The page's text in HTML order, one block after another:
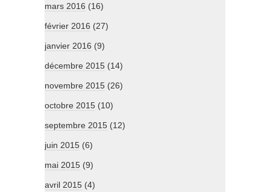
mars 2016 (16)
février 2016 (27)
janvier 2016 (9)
décembre 2015 (14)
novembre 2015 (26)
octobre 2015 (10)
septembre 2015 (12)
juin 2015 (6)
mai 2015 (9)
avril 2015 (4)